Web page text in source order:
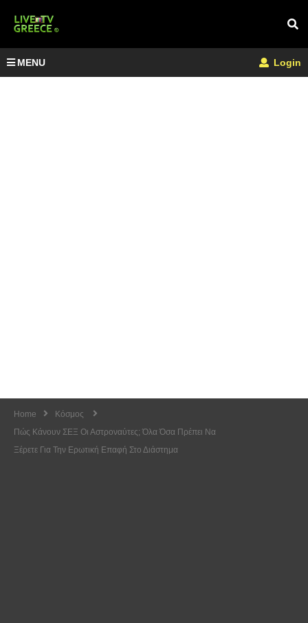
MENU Login
Home
Κόσμος
Πώς Κάνουν ΣΕΞ Οι Αστροναύτες; Όλα Όσα Πρέπει Να
Ξέρετε Για Την Ερωτική Επαφή Στο Διάστημα